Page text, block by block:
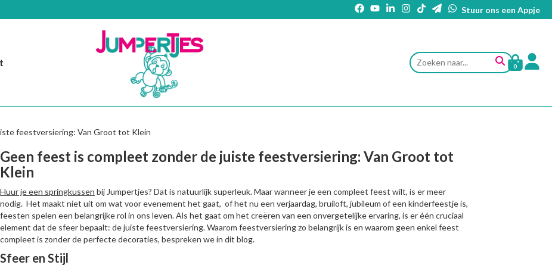
Stuur ons een Appje
0
feestversiering: Van Groot tot Klein
Geen feest is compleet zonder de juiste feestversiering: Van Groot tot
Klein
Huur je een springkussen bij Jumpertjes? Dat is natuurlijk superleuk. Maar wanneer je een compleet feest wilt, is er meer
nodig. Het maakt niet uit om wat voor evenement het gaat, of het nu een verjaardag, bruiloft, jubileum of een kinderfeestje is,
feesten spelen een belangrijke rol in ons leven. Als het gaat om het creëren van een onvergetelijke ervaring, is er één cruciaal
element dat de sfeer bepaalt: de juiste feestversiering. Waarom feestversiering zo belangrijk is en waarom geen enkel feest
compleet is zonder de perfecte decoraties, bespreken we in dit blog.
Sfeer en Stijl